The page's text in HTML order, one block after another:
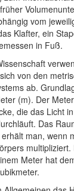
vom
Klafter, ein
in Fuß.
von den
ab.
(m). Der
die das Licht
Das
man, wenn
Meter hat